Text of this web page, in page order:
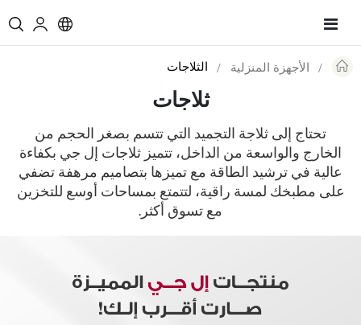
Toggle
الأجهزة المنزلية الثلاجات
ثلاجات
تحتاج إلى ثلاجة التجميد التي تتسم بصغر الحجم من
الخارج والواسعة من الداخل، تتميز ثلاجات إل جي بكفاءة
عالية في ترشيد الطاقة مع تميزها بتصاميم مرهفة تضفي
على مطبخك لمسة راقية، لتتمتع بمساحات أوسع للتخزين
مع تسوق أكثر.